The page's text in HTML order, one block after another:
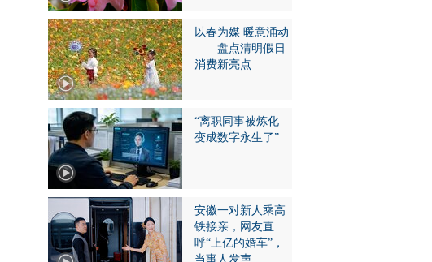
以春为媒 暖意涌动
——盘点清明假日
消费新亮点
“离职同事被炼化
变成数字永生了”
安徽一对新人乘高
铁接亲，网友直
呼“上亿的婚车”，
当事人发声